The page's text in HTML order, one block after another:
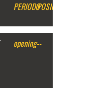
PERIODOPOSICION
opening--